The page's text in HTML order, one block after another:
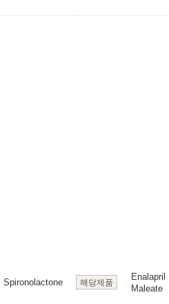
Spironolactone 해당제품
Enalapril
Maleate